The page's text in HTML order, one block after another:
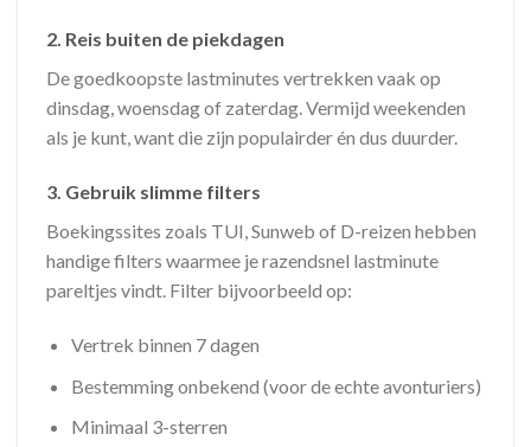
2. Reis buiten de piekdagen
De goedkoopste lastminutes vertrekken vaak op
dinsdag, woensdag of zaterdag. Vermijd weekenden
als je kunt, want die zijn populairder én dus duurder.
3. Gebruik slimme filters
Boekingssites zoals TUI, Sunweb of D-reizen hebben
handige filters waarmee je razendsnel lastminute
pareltjes vindt. Filter bijvoorbeeld op:
Vertrek binnen 7 dagen
Bestemming onbekend (voor de echte avonturiers)
Minimaal 3-sterren